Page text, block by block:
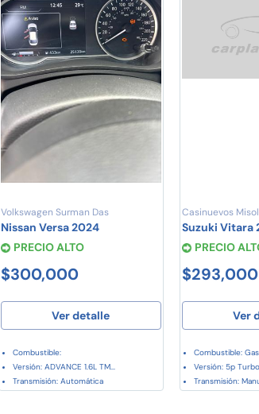
Volkswagen Surman Das
Nissan Versa 2024
PRECIO ALTO
$300,000
Ver detalle
Combustible:
Versión: ADVANCE 1.6L TM...
Transmisión: Automática
Casinuevos Misol
Suzuki Vitara
PRECIO
$293,000
Ver
Combustible:
Versión: 5p
Transmisión: